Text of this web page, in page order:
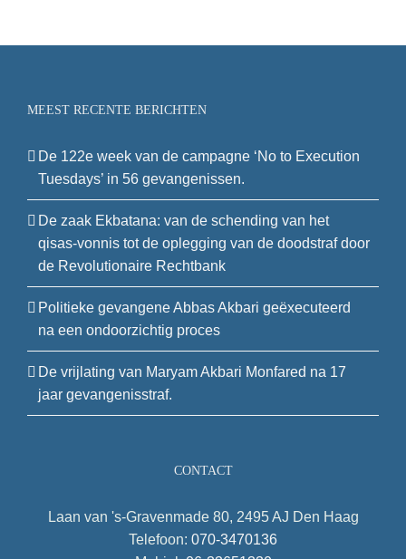
MEEST RECENTE BERICHTEN
De 122e week van de campagne ‘No to Execution
Tuesdays’ in 56 gevangenissen.
De zaak Ekbatana: van de schending van het
qisas-vonnis tot de oplegging van de doodstraf door
de Revolutionaire Rechtbank
Politieke gevangene Abbas Akbari geëxecuteerd
na een ondoorzichtig proces
De vrijlating van Maryam Akbari Monfared na 17
jaar gevangenisstraf.
CONTACT
Laan van 's-Gravenmade 80, 2495 AJ Den Haag
Telefoon: 070-3470136